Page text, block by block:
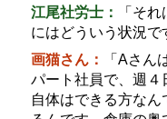
江尾社労士：
「そ
にはどういう状況で
画猫さん：
「 Aさん
パート社員で、週４
自体はできる方な